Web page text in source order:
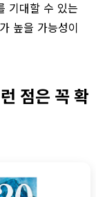
기대할 수 있는
높을 가능성이
점은 꼭 확